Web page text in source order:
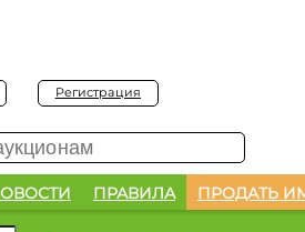
Регистрация
ПРАВИЛА ПРОДАТЬ
изъятого а/м